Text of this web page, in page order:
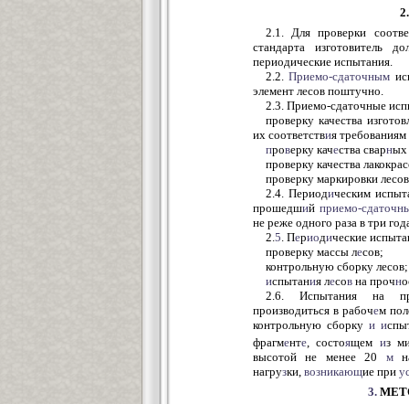
2.1. Для проверки
стандарта изготовитель
периодические испытания.
2.2.Приемо-сдаточным
элемент лесов поштучно.
2.3. Приемо-сдаточные
проверку качества
их соответствия
проверку качества сварных
проверку качества
проверку маркировки
2.4. Периодическим
прошедший приемо-
не реже одного раза в три
2. 5 . Периодические
проверку массы лесов;
контрольную сборку лесов;
испытания лесов на прочн
2.6. Испытания на
производиться в рабочем
контрольную сборку и и
фрагменте, состоящем из
высотой не менее 20 м
нагрузки, возникающие при
3.